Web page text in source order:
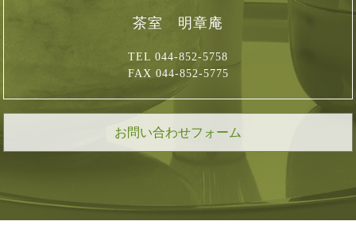
茶室 明章庵
TEL 044-852-5758
FAX 044-852-5775
お問い合わせフォーム